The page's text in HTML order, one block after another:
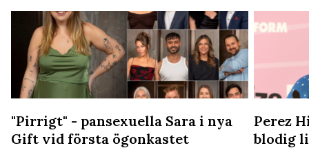
"Pirrigt" - pansexuella Sara i nya
Gift vid första ögonkastet
Perez
blodig